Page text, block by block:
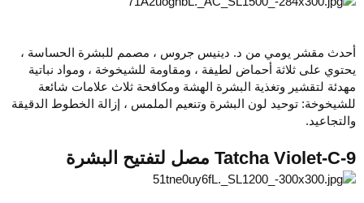
أحدث مقشر يومي من د. دينيس جروس ، مصمم للبشرة الحساسة ،
يحتوي على ثلاثة أحماض لطيفة ، ومقاومة للشيخوخة ، ومواد نباتية
مهدئة لتقشير وتغذية البشرة الهشة ومكافحة ثلاث علامات شائعة
للشيخوخة: توحيد لون البشرة وتنعيم الملمس ، إزالة الخطوط الدقيقة
والتجاعيد.
9-Tatcha Violet-C مصل لتفتيح البشرة